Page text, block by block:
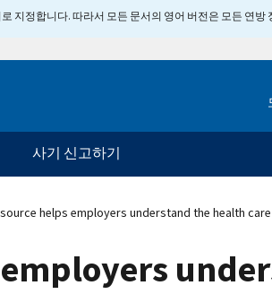
지정합니다. 따라서 모든 문서의 영어 버전은 모든 연방
사기 신고하기
helps employers understand the health